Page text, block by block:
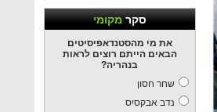
סקרמקומי
את מי מהסטנדאפיסיטים
הבאים הייתם רוצים לראות
בנהריה?
שחר חסון
נדב אבקסיס